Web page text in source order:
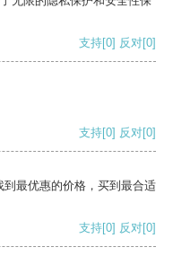
支持[0] 反对[0]
支持[0] 反对[0]
最优惠的价格，买到最合适
支持[0] 反对[0]